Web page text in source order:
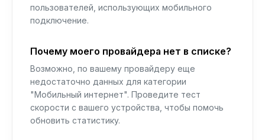
пользователей, использующих мобильного
подключение.
Почему моего провайдера нет в списке?
Возможно, по вашему провайдеру еще
недостаточно данных для категории
"Мобильный интернет". Проведите тест
скорости с вашего устройства, чтобы помочь
обновить статистику.